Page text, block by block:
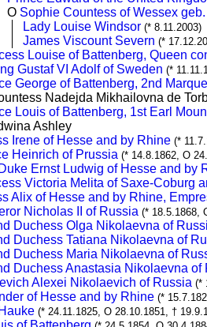
O Sophie Countess of Wessex
Lady Louise Windsor (* 8.11.2003)
James Viscount Severn (*
Louise of Battenberg, Queen
Gustaf VI Adolf of Sweden (*
George of Battenberg, 2nd
Nadejda Mikhailovna de
Louis of Battenberg, 1st Earl
Ashley
Irene of Hesse and by Rhine (*
Heinrich of Prussia (* 14.8.1862, O
Ernst Ludwig of Hesse and by
Victoria Melita of Saxe-Coburg
Alix of Hesse and by Rhine,
Nicholas II of Russia (* 18.5.1868,
Duchess Olga Nikolaevna of
Duchess Tatiana Nikolaevna of
Duchess Maria Nikolaevna of
Duchess Anastasia Nikolaevna of
Alexei Nikolaevich of Russia (*
of Hesse and by Rhine (*
(* 24.11.1825, O 28.10.1851, †